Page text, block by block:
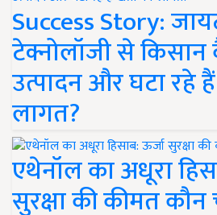
Success Story:
टेक्नोलॉजी से
उत्पादन और घटा रहे
लागत?
एथेनॉल का अधूरा
सुरक्षा की कीमत कौन